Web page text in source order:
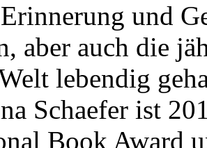
und
aber auch die
lebendig
Schaefer ist
Book Award